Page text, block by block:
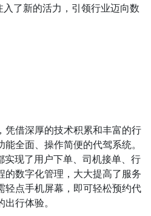
了新的活力，引领行业迈向数
凭借深厚的技术积累和丰富的行
全面、操作简便的代驾系统。
实现了用户下单、司机接单、行
的数字化管理，大大提高了服务
轻点手机屏幕，即可轻松预约代
行体验。